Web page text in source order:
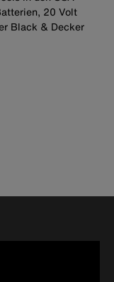
20 Volt
Black & Decker